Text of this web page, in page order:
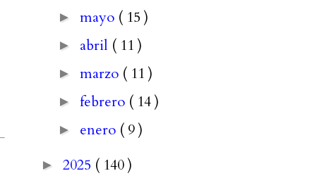
► mayo ( 15 )
► abril ( 11 )
► marzo ( 11 )
► febrero ( 14 )
► enero ( 9 )
► 2025 ( 140 )